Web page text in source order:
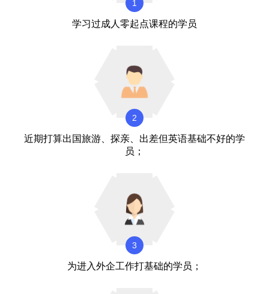
1
学习过成人零起点课程的学员
2
近期打算出国旅游、探亲、出差但英语基础不好的学
员；
3
为进入外企工作打基础的学员；